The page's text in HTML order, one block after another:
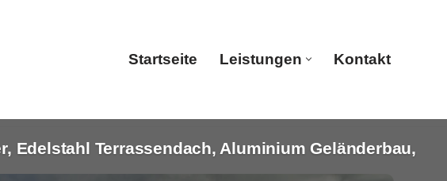
Startseite Leistungen Kontakt
Edelstahl Terrassendach, Aluminium Geländerbau,